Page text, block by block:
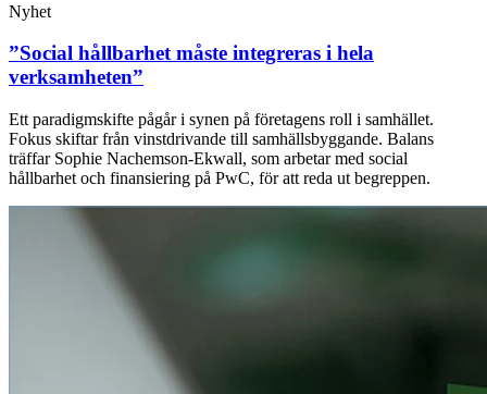
Nyhet
”Social hållbarhet måste integreras i hela
verksamheten”
Ett paradigmskifte pågår i synen på företagens roll i samhället.
Fokus skiftar från vinstdrivande till samhällsbyggande. Balans
träffar Sophie Nachemson-Ekwall, som arbetar med social
hållbarhet och finansiering på PwC, för att reda ut begreppen.